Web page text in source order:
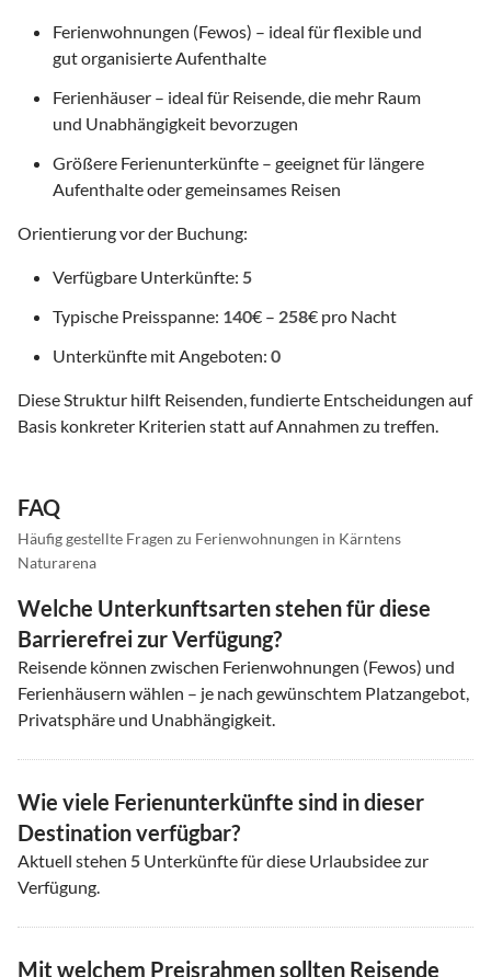
Ferienwohnungen (Fewos) – ideal für flexible und
gut organisierte Aufenthalte
Ferienhäuser – ideal für Reisende, die mehr Raum
und Unabhängigkeit bevorzugen
Größere Ferienunterkünfte – geeignet für längere
Aufenthalte oder gemeinsames Reisen
Orientierung vor der Buchung:
Verfügbare Unterkünfte: 5
Typische Preisspanne: 140€ – 258€ pro Nacht
Unterkünfte mit Angeboten: 0
Diese Struktur hilft Reisenden, fundierte Entscheidungen auf
Basis konkreter Kriterien statt auf Annahmen zu treffen.
FAQ
Häufig gestellte Fragen zu Ferienwohnungen in Kärntens
Naturarena
Welche Unterkunftsarten stehen für diese
Barrierefrei zur Verfügung?
Reisende können zwischen Ferienwohnungen (Fewos) und
Ferienhäusern wählen – je nach gewünschtem Platzangebot,
Privatsphäre und Unabhängigkeit.
Wie viele Ferienunterkünfte sind in dieser
Destination verfügbar?
Aktuell stehen 5 Unterkünfte für diese Urlaubsidee zur
Verfügung.
Mit welchem Preisrahmen sollten Reisende